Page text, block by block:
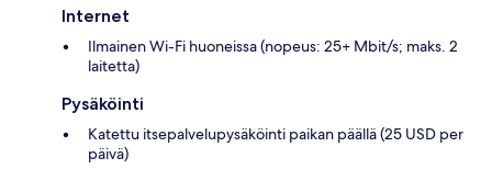
Internet
Ilmainen Wi-Fi huoneissa (nopeus: 25+ Mbit/s; maks. 2
laitetta)
Pysäköinti
Katettu itsepalvelupysäköinti paikan päällä (25 USD per
päivä)